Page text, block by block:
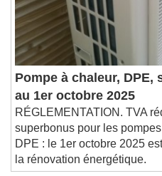
Subtitles
subtitles settings
settings dialog
subtitles off
,
Audio Track
Picture-in-Picture
This is a modal window.
Beginning of dialog
and close the window.
Text
Pompe à chaleur, DPE,
au 1er octobre 2025
RÉGLEMENTATION. TVA
superbonus pour les
DPE : le 1er octobre 2025
la rénovation énergétique.